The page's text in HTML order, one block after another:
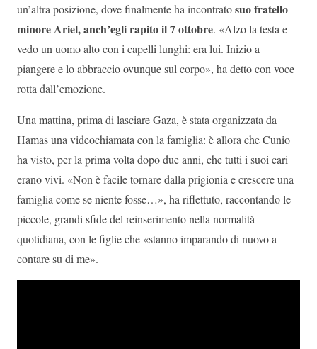
un’altra posizione, dove finalmente ha incontratosuo fratello
minore Ariel, anch’egli rapito il 7 ottobre. «Alzo la testa e
vedo un uomo alto con i capelli lunghi: era lui. Inizio a
piangere e lo abbraccio ovunque sul corpo», ha detto con voce
rotta dall’emozione.
Una mattina, prima di lasciare Gaza, è stata organizzata da
Hamas una videochiamata con la famiglia: è allora che Cunio
ha visto, per la prima volta dopo due anni, che tutti i suoi cari
erano vivi. «Non è facile tornare dalla prigionia e crescere una
famiglia come se niente fosse…», ha riflettuto, raccontando le
piccole, grandi sfide del reinserimento nella normalità
quotidiana, con le figlie che «stanno imparando di nuovo a
contare su di me».